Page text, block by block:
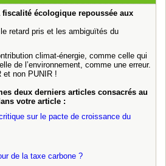
fiscalité écologique repoussée aux
retard pris et les ambiguïtés du
climat-énergie, comme celle qui
de l’environnement, comme une erreur.
et non PUNIR !
deux derniers articles consacrés au
votre article :
sur le pacte de croissance du
de la taxe carbone ?